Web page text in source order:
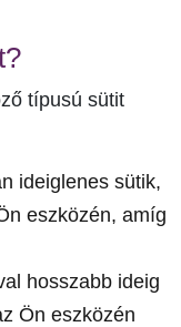
típusú sütit
ideiglenes sütik,
eszközén, amíg
hosszabb ideig
Ön eszközén